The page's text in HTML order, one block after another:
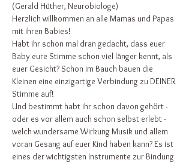
(Gerald Hüther, Neurobiologe)
Herzlich willkommen an alle Mamas und Papas
mit ihren Babies!
Habt ihr schon mal dran gedacht, dass euer
Baby eure Stimme schon viel länger kennt, als
euer Gesicht? Schon im Bauch bauen die
Kleinen eine einzigartige Verbindung zu DEINER
Stimme auf!
Und bestimmt habt ihr schon davon gehört -
oder es vor allem auch schon selbst erlebt -
welch wundersame Wirkung Musik und allem
voran Gesang auf euer Kind haben kann? Es ist
eines der wichtigsten Instrumente zur Bindung